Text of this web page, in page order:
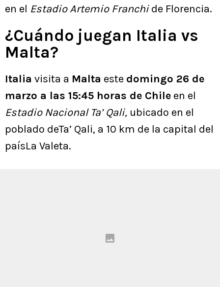
en el Estadio Artemio Franchide Florencia.
¿Cuándo juegan Italia vs
Malta?
Italia visita a Malta este domingo 26 de
marzo a las 15:45 horas de Chile en el
Estadio Nacional Ta’ Qali, ubicado en el
poblado deTa’ Qali, a 10 km de la capital del
paísLa Valeta.